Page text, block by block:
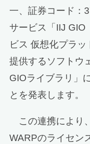
一、証券コード：
サービス「IIJ GIO
ビス 仮想化プラ
提供するソフトウ
GIOライブラリ」
とを発表します。
この連携により
WARPのライセン